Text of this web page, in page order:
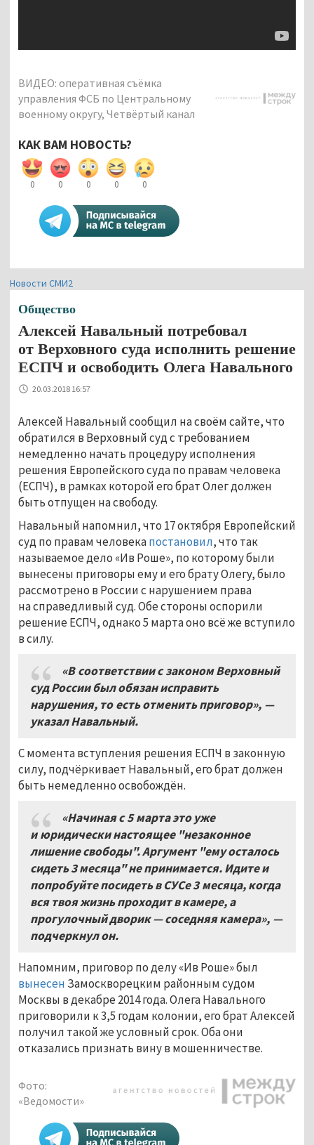
ВИДЕО: оперативная съёмка
управления ФСБ по Центральному
военному округу, Четвёртый канал
КАК ВАМ НОВОСТЬ?
0 0 0 0 0
Новости СМИ2
Общество
Алексей Навальный потребовал
от Верховного суда исполнить решение
ЕСПЧ и освободить Олега Навального
20.03.2018 16:57
Алексей Навальный сообщил на своём сайте, что
обратился в Верховный суд с требованием
немедленно начать процедуру исполнения
решения Европейского суда по правам человека
(ЕСПЧ), в рамках которой его брат Олег должен
быть отпущен на свободу.
Навальный напомнил, что 17 октября Европейский
суд по правам человекапостановил, что так
называемое дело «Ив Роше», по которому были
вынесены приговоры ему и его брату Олегу, было
рассмотрено в России с нарушением права
на справедливый суд. Обе стороны оспорили
решение ЕСПЧ, однако 5 марта оно всё же вступило
в силу.
«В соответствии с законом Верховный
суд России был обязан исправить
нарушения, то есть отменить приговор», —
указал Навальный.
С момента вступления решения ЕСПЧ в законную
силу, подчёркивает Навальный, его брат должен
быть немедленно освобождён.
«Начиная с 5 марта это уже
и юридически настоящее "незаконное
лишение свободы". Аргумент "ему осталось
сидеть 3 месяца" не принимается. Идите и
попробуйте посидеть в СУСе 3 месяца, когда
вся твоя жизнь проходит в камере, а
прогулочный дворик — соседняя камера», —
подчеркнул он.
Напомним, приговор по делу «Ив Роше» был
вынесен Замоскворецким районным судом
Москвы в декабре 2014 года. Олега Навального
приговорили к 3,5 годам колонии, его брат Алексей
получил такой же условный срок. Оба они
отказались признать вину в мошенничестве.
Фото:
«Ведомости»